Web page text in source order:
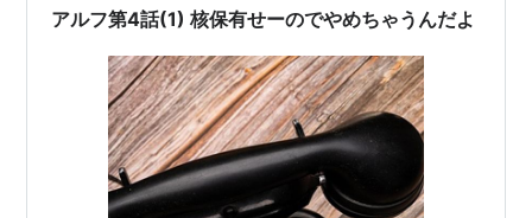
統領に直訴しようと考えます。 セ…
アルフ第4話(1) 核保有せーのでやめちゃうんだよ